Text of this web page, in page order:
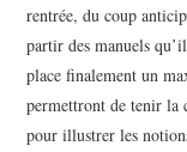
rentrée, du coup
partir des manuels
place finalement un
permettront de tenir la
pour illustrer les